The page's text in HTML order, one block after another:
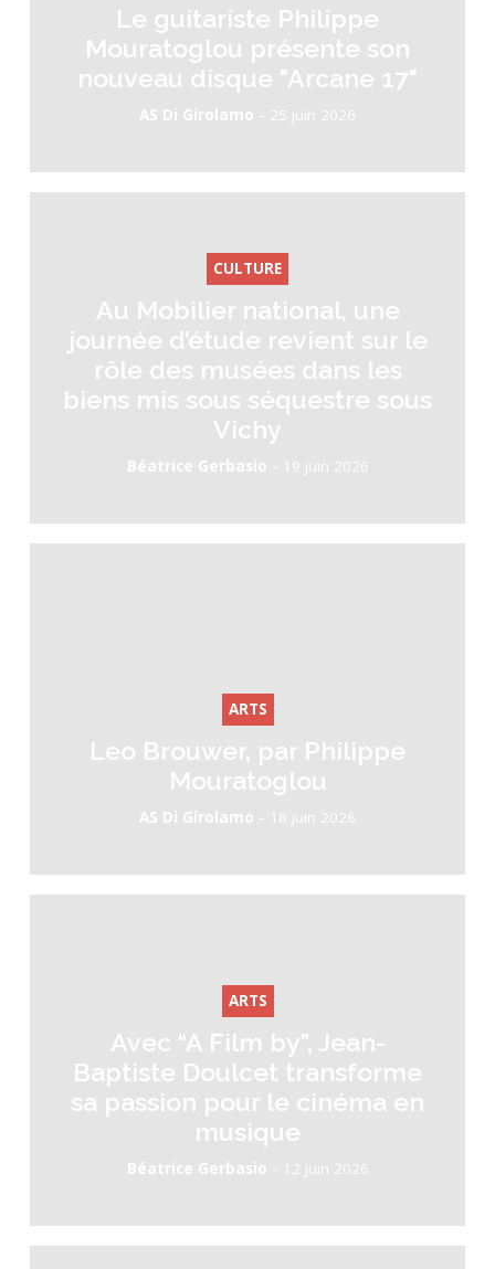
Le guitariste Philippe
Mouratoglou présente son
nouveau disque "Arcane 17"
AS Di Girolamo - 25 juin 2026
CULTURE
Au Mobilier national, une
journée d’étude revient sur le
rôle des musées dans les
biens mis sous séquestre sous
Vichy
Béatrice Gerbasio - 19 juin 2026
ARTS
Leo Brouwer, par Philippe
Mouratoglou
AS Di Girolamo - 18 juin 2026
ARTS
Avec “A Film by”, Jean-
Baptiste Doulcet transforme
sa passion pour le cinéma en
musique
Béatrice Gerbasio - 12 juin 2026